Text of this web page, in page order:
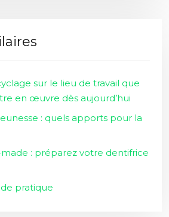
sur le lieu de travail que
en œuvre dès aujourd’hui
: quels apports pour la
: préparez votre dentifrice
pratique